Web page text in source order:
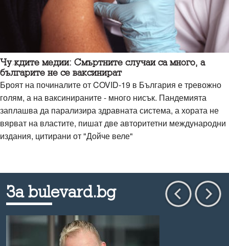
Чуждите медии: Смъртните случаи са много, а
българите не се ваксинират
Броят на починалите от COVID-19 в България е тревожно
голям, а на ваксинираните - много нисък. Пандемията
заплашва да парализира здравната система, а хората не
вярват на властите, пишат две авторитетни международни
издания, цитирани от "Дойче веле"
За bulevard.bg